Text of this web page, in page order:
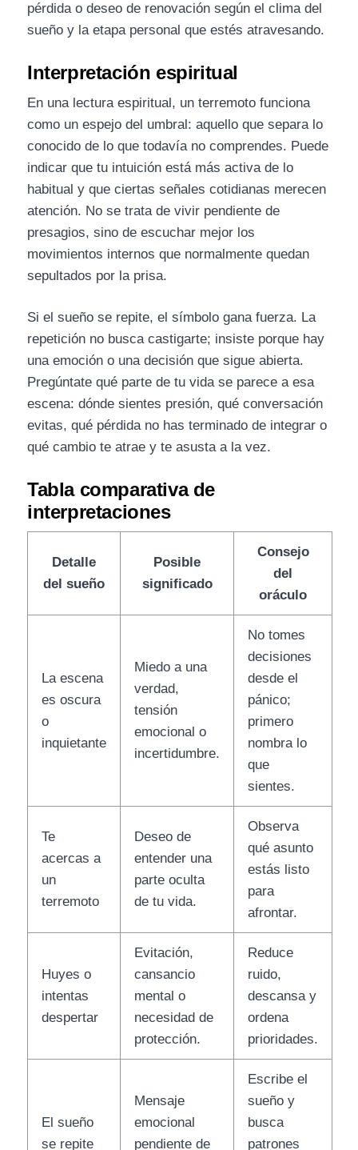
pérdida o deseo de renovación según el clima del
sueño y la etapa personal que estés atravesando.
Interpretación espiritual
En una lectura espiritual, un terremoto funciona
como un espejo del umbral: aquello que separa lo
conocido de lo que todavía no comprendes. Puede
indicar que tu intuición está más activa de lo
habitual y que ciertas señales cotidianas merecen
atención. No se trata de vivir pendiente de
presagios, sino de escuchar mejor los
movimientos internos que normalmente quedan
sepultados por la prisa.
Si el sueño se repite, el símbolo gana fuerza. La
repetición no busca castigarte; insiste porque hay
una emoción o una decisión que sigue abierta.
Pregúntate qué parte de tu vida se parece a esa
escena: dónde sientes presión, qué conversación
evitas, qué pérdida no has terminado de integrar o
qué cambio te atrae y te asusta a la vez.
Tabla comparativa de
interpretaciones
Detalle
del sueño
Posible
significado
Consejo
del
oráculo
La escena
es oscura
o
inquietante
Miedo a una
verdad,
tensión
emocional o
incertidumbre.
No tomes
decisiones
desde el
pánico;
primero
nombra lo
que
sientes.
Te
acercas a
un
terremoto
Deseo de
entender una
parte oculta
de tu vida.
Observa
qué asunto
estás listo
para
afrontar.
Huyes o
intentas
despertar
Evitación,
cansancio
mental o
necesidad de
protección.
Reduce
ruido,
descansa y
ordena
prioridades.
El sueño
se repite
Mensaje
emocional
pendiente de
Escribe el
sueño y
busca
patrones